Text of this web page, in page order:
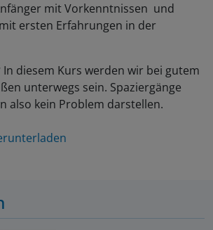
mit Vorkenntnissen und
ersten Erfahrungen in der
In diesem Kurs werden wir bei gutem
unterwegs sein. Spaziergänge
also kein Problem darstellen.